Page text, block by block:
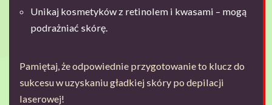
Unikaj kosmetyków z retinolem i kwasami – mogą
podrażniać skórę.
Pamiętaj, że odpowiednie przygotowanie to klucz do
sukcesu w uzyskaniu gładkiej skóry po depilacji
laserowej!